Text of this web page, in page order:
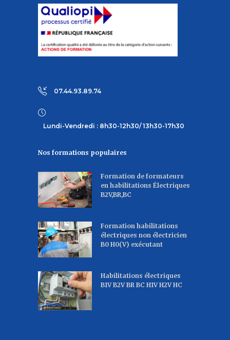
07.44.93.89.74
Lundi-Vendredi : 8h30-12h30/ 13h30-17h30
Nos formations populaires
Formation de formateurs
en habilitations Électriques
B2V,BR,BC
Formation habilitations
électriques non électricien
B0 H0(V) exécutant
Habilitations électriques
B1V B2V BR BC H1V H2V HC